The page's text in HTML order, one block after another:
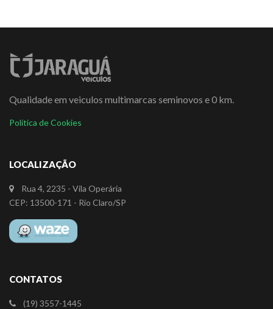
Qualidade em veiculos multimarcas seminovos e 0 km.
Política de Cookies
LOCALIZAÇÃO
Rua 4, 2235 - Vila Operária
CEP: 13500-171 - Rio Claro/SP
CONTATOS
(19) 3557-1445